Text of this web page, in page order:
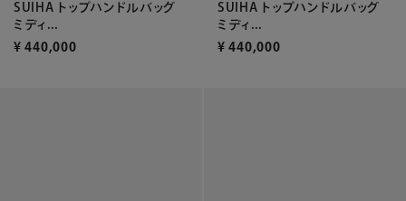
SUIHA トップハンドルバッグ
ミディ...
¥ 440,000
SUIHA トップハンドルバッグ
ミディ...
¥ 440,000